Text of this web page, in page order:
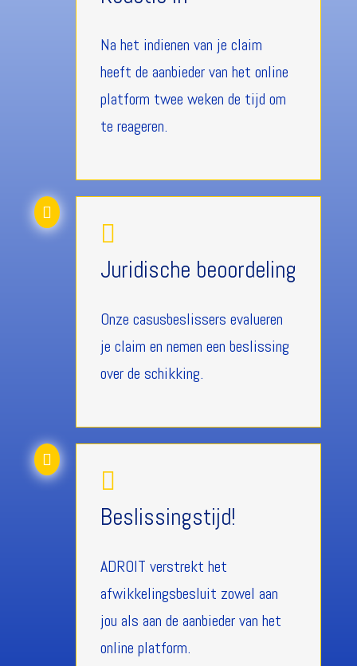
Na het indienen van je claim
heeft de aanbieder van het online
platform twee weken de tijd om
te reageren.

Juridische beoordeling
Onze casusbeslissers evalueren
je claim en nemen een beslissing
over de schikking.


Beslissingstijd!
ADROIT verstrekt het
afwikkelingsbesluit zowel aan
jou als aan de aanbieder van het
online platform.
